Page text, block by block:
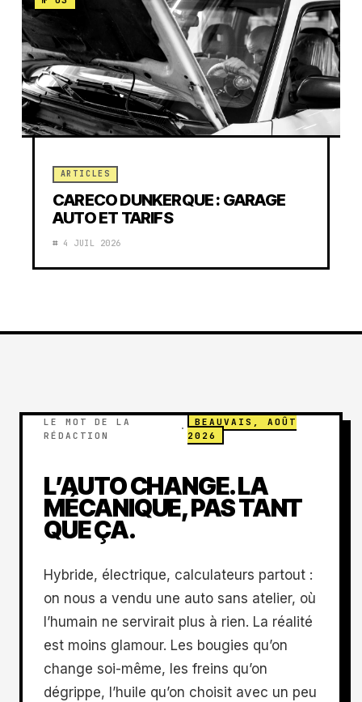
ARTICLES
CARECO DUNKERQUE : GARAGE
AUTO ET TARIFS
4 JUIL 2026
LE MOT DE LA
RÉDACTION
·
BEAUVAIS, AOÛT
2026
L’AUTO CHANGE. LA
MÉCANIQUE, PAS TANT
QUE ÇA.
Hybride, électrique, calculateurs partout :
on nous a vendu une auto sans atelier, où
l’humain ne servirait plus à rien. La réalité
est moins glamour. Les bougies qu’on
change soi-même, les freins qu’on
dégrippe, l’huile qu’on choisit avec un peu